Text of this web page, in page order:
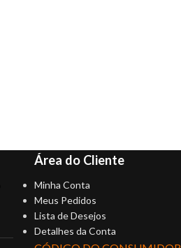
Área do Cliente
Minha Conta
Meus Pedidos
Lista de Desejos
Detalhes da Conta